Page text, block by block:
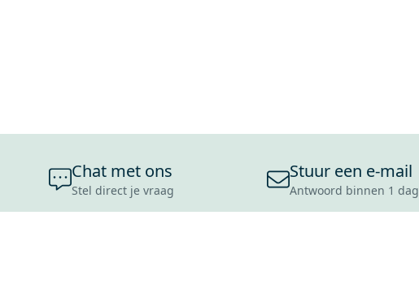
Chat met ons
Stel direct je vraag
Stuur een e-mail
Antwoord binnen 1 dag